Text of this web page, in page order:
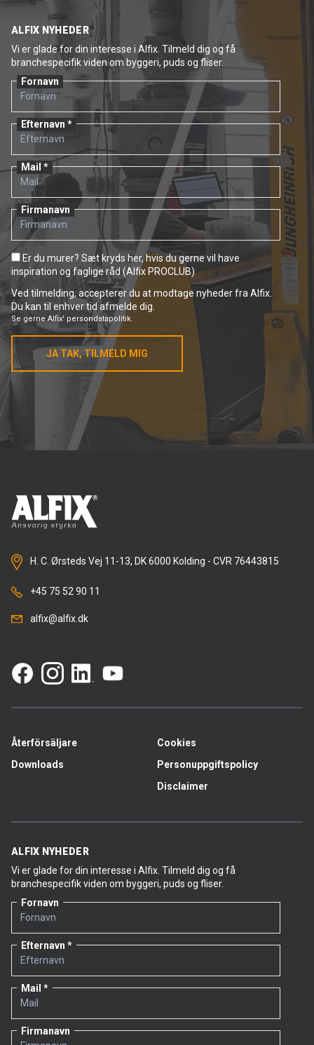
ALFIX NYHEDER
Vi er glade for din interesse i Alfix. Tilmeld dig og få
branchespecifik viden om byggeri, puds og fliser.
Fornavn
Efternavn
Mail
Firmanavn
Er du murer? Sæt kryds her, hvis du gerne vil have
inspiration og faglige råd (Alfix PROCLUB)
Ved tilmelding, accepterer du at modtage nyheder fra Alfix.
Du kan til enhver tid afmelde dig.
Se gerneAlfix' persondatapolitik.
JA TAK, TILMELD MIG
H. C. Ørsteds Vej 11-13, DK 6000 Kolding - CVR 76443815
+45 75 52 90 11
alfix@alfix.dk
Återförsäljare
Downloads
Cookies
Personuppgiftspolicy
Disclaimer
ALFIX NYHEDER
Vi er glade for din interesse i Alfix. Tilmeld dig og få
branchespecifik viden om byggeri, puds og fliser.
Fornavn
Efternavn
Mail
Firmanavn